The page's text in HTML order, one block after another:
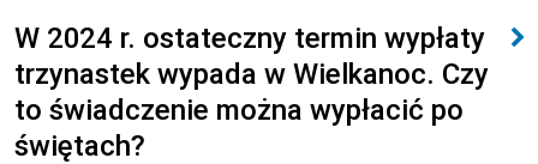
W 2024 r. ostateczny termin wypłaty
trzynastek wypada w Wielkanoc. Czy
to świadczenie można wypłacić po
świętach?